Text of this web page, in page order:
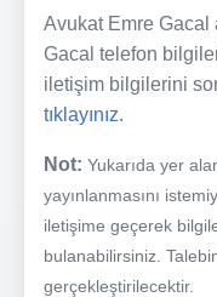
Avukat Emre Gacal
Gacal telefon
iletişim bilgilerini
tıklayınız.
Not: Yukarıda yer
yayınlanmasını
iletişime geçerek
bulanabilirsiniz.
gerçekleştirilecektir.